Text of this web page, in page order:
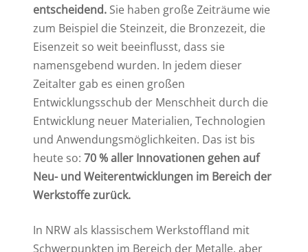
entscheidend. Sie haben große Zeiträume wie
zum Beispiel die Steinzeit, die Bronzezeit, die
Eisenzeit so weit beeinflusst, dass sie
namensgebend wurden. In jedem dieser
Zeitalter gab es einen großen
Entwicklungsschub der Menschheit durch die
Entwicklung neuer Materialien, Technologien
und Anwendungsmöglichkeiten. Das ist bis
heute so: 70 % aller Innovationen gehen auf
Neu- und Weiterentwicklungen im Bereich der
Werkstoffe zurück.
In NRW als klassischem Werkstoffland mit
Schwerpunkten im Bereich der Metalle, aber